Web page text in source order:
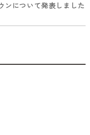
ンについて発表しました